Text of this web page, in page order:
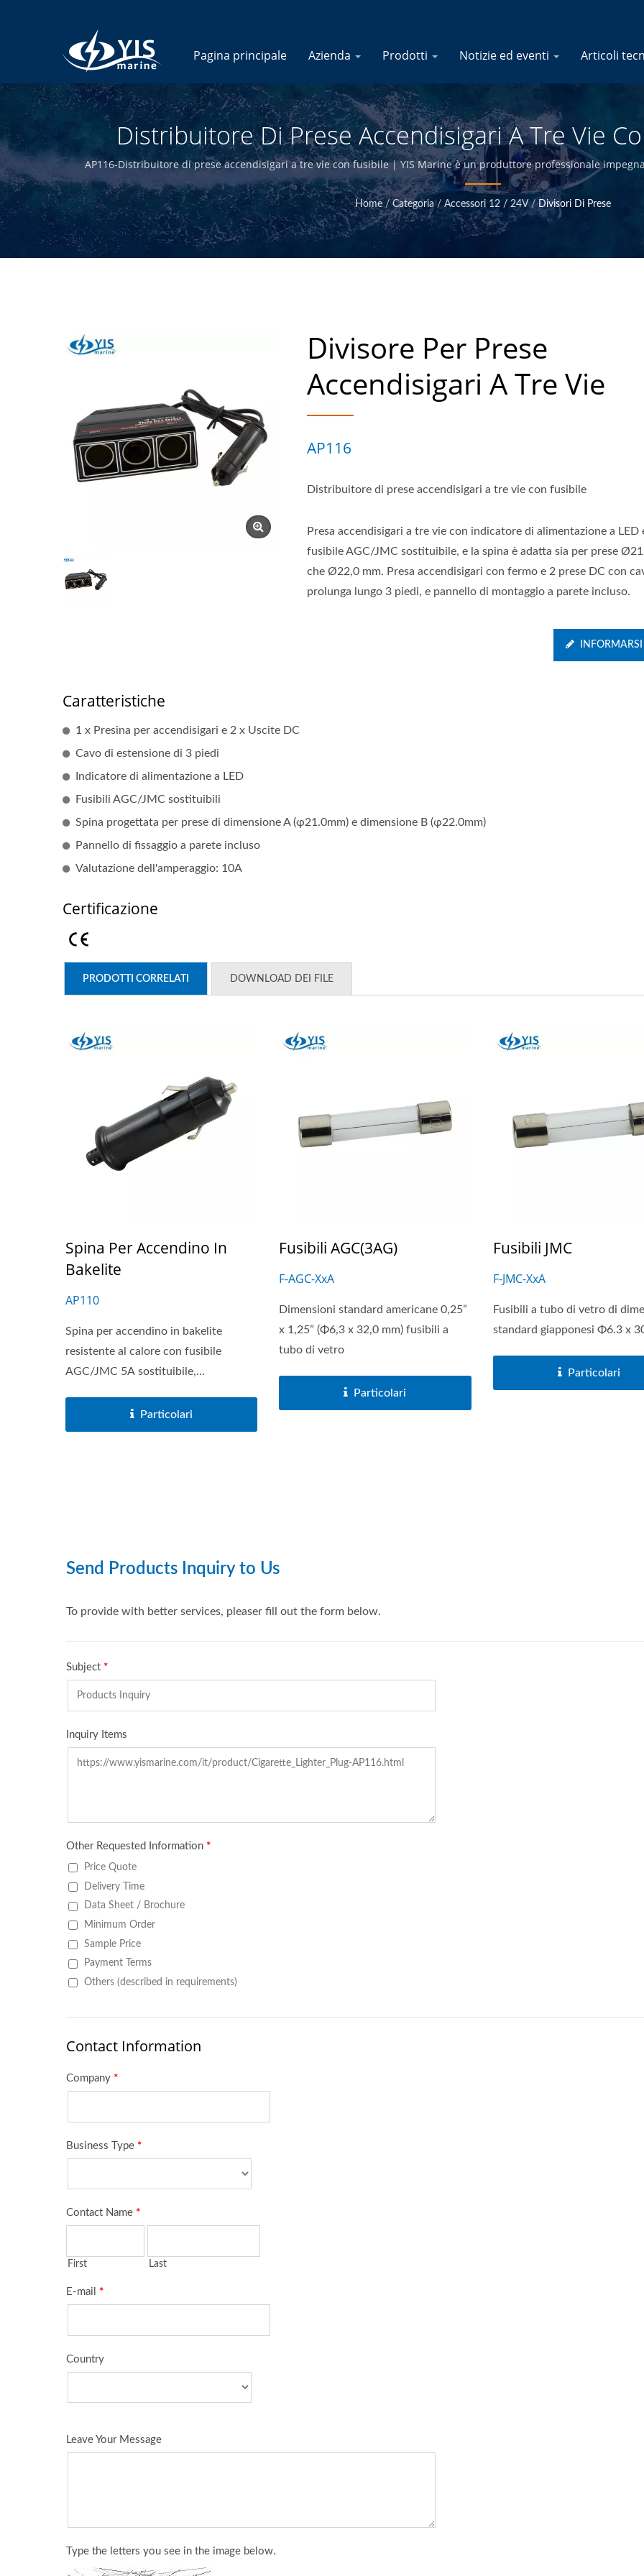
Pagina principale Azienda Prodotti Notizie ed eventi Articoli
Distribuitore Di Prese Accendisigari A Tre Vie
Fusibili Marini - Produttore Di Prodotti Elettrici
AP116-Distribuitore di prese accendisigari a tre vie con fusibile | YIS Marine è un produttore professionale
di alta qualità. Progettando e producendo internamente e avendo il controllo di qualità presso la sede di
qualità a prezzi competitivi.
Home / Categoria / Accessori 12 / 24V / Divisori Di Prese
Divisore Per Prese
Accendisigari A Tre Vie
AP116
Distribuitore di prese accendisigari a tre vie con fusibile
Presa accendisigari a tre vie con indicatore di alimentazione a LED
fusibile AGC/JMC sostituibile, e la spina è adatta sia per prese
che Ø22,0 mm. Presa accendisigari con fermo e 2 prese DC con
prolunga lungo 3 piedi, e pannello di montaggio a parete incluso.
Caratteristiche
1 x Presina per accendisigari e 2 x Uscite DC
Cavo di estensione di 3 piedi
Indicatore di alimentazione a LED
Fusibili AGC/JMC sostituibili
Spina progettata per prese di dimensione A (φ21.0mm) e dimensione B (φ22.0mm)
Pannello di fissaggio a parete incluso
Valutazione dell'amperaggio: 10A
Certificazione
PRODOTTI CORRELATI DOWNLOAD DEI FILE
Spina Per Accendino In
Bakelite
AP110
Spina per accendino in bakelite
resistente al calore con fusibile
AGC/JMC 5A sostituibile,...
Particolari
Fusibili AGC(3AG)
F-AGC-XxA
Dimensioni standard americane 0,25”
x 1,25” (Φ6,3 x 32,0 mm) fusibili a
tubo di vetro
Particolari
Fusibili JMC
F-JMC-XxA
Fusibili a tubo di vetro di
standard giapponesi Φ6.3 x
Particolari